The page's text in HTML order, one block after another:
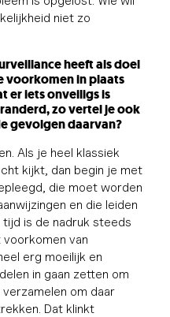
niet zo
heeft als doel
voorkomen in plaats
er iets onveiligs is
, zo vertel je ook
gevolgen daarvan?
Als je heel klassiek
kijkt, dan begin je met
die moet worden
en die leiden
is de nadruk steeds
van
erg moeilijk en
in gaan zetten om
om daar
Dat klinkt